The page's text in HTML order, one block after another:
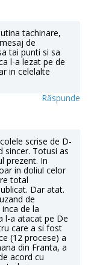
tachinare,
de
tai punti si sa
l-a lezat pe de
in celelalte
Răspunde
scrise de D-
sincer. Totusi as
prezent. In
in doliul celor
total
Dar atat.
de
de la
l-a atacat pe De
care a si fost
(12 procese) a
din Franta, a
acord cu